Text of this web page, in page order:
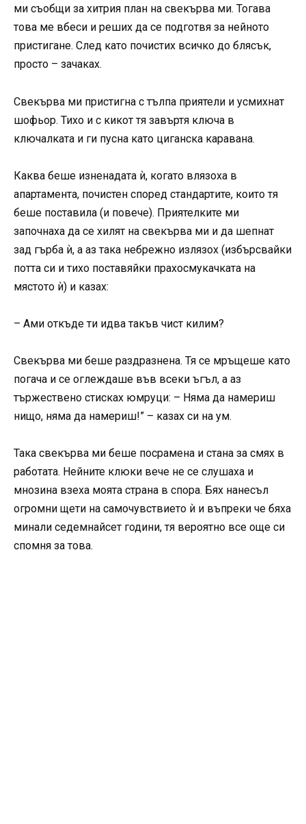
ми съобщи за хитрия план на свекърва ми. Тогава
това ме вбеси и реших да се подготвя за нейното
пристигане. След като почистих всичко до блясък,
просто – зачаках.
Свекърва ми пристигна с тълпа приятели и усмихнат
шофьор. Тихо и с кикот тя завъртя ключа в
ключалката и ги пусна като циганска каравана.
Каква беше изненадата ѝ, когато влязоха в
апартамента, почистен според стандартите, които тя
беше поставила (и повече). Приятелките ми
започнаха да се хилят на свекърва ми и да шепнат
зад гърба ѝ, а аз така небрежно излязох (избърсвайки
потта си и тихо поставяйки прахосмукачката на
мястото ѝ) и казах:
– Ами откъде ти идва такъв чист килим?
Свекърва ми беше раздразнена. Тя се мръщеше като
погача и се оглеждаше във всеки ъгъл, а аз
тържествено стисках юмруци: – Няма да намериш
нищо, няма да намериш!” – казах си на ум.
Така свекърва ми беше посрамена и стана за смях в
работата. Нейните клюки вече не се слушаха и
мнозина взеха моята страна в спора. Бях нанесъл
огромни щети на самочувствието ѝ и въпреки че бяха
минали седемнайсет години, тя вероятно все още си
спомня за това.